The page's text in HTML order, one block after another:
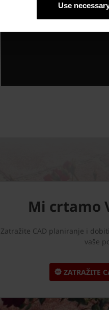
Use
Mi crtamo
Zatražite CAD planiranje i
vaše
ZATRAŽITE